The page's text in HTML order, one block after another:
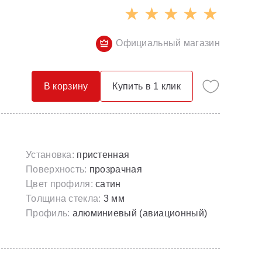
Опорные конструкции для ванн
Универсальные декоративные планки
Смесители с гигиеническим душем
Смесители скрытого монтажа
Официальный магазин
В корзину Купить в 1 клик
Установка: пристенная
Поверхность: прозрачная
Цвет профиля: сатин
Толщина стекла: 3 мм
Профиль: алюминиевый (авиационный)